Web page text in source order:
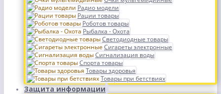
Радио модели
Рации товары
Роботов товары
Рыбалка - Охота
Светодиодные товары
Сигареты электронные
Сигнализация воды
Спорта товары
Товары здоровья
Товары при бетствиях
Защита информации